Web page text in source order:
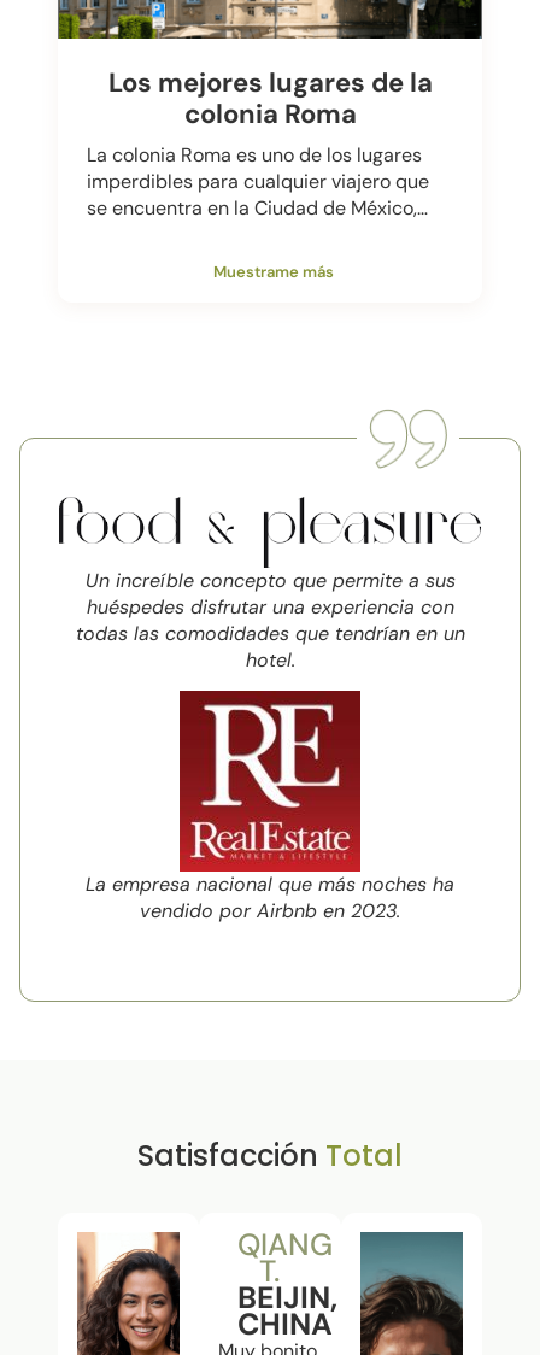
Los mejores lugares de la
colonia Roma
La colonia Roma es uno de los lugares
imperdibles para cualquier viajero que
se encuentra en la Ciudad de México,…
Muestrame más
Un increíble concepto que permite a sus
huéspedes disfrutar una experiencia con
todas las comodidades que tendrían en un
hotel.
La empresa nacional que más noches ha
vendido por Airbnb en 2023.
Satisfacción Total
QIANG
T.
BEIJIN,
CHINA